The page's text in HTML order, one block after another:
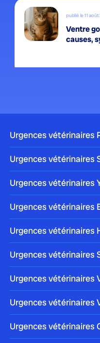
publié le 11
Ventre
causes,
Perte de
Les
publié le 1 août
Urgences vétérinaires
Urgences vétérinaires
Urgences vétérinaires
Urgences vétérinaires
Urgences vétérinaires
Urgences vétérinaires
Urgences vétérinaires
Urgences vétérinaires
Urgences vétérinaires